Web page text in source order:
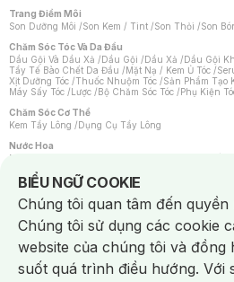
Trang Điểm Môi
Son Dưỡng Môi /Son Kem / Tint /Son Thỏi /Son
Chăm Sóc Tóc Và Da Đầu
Dầu Gội Và Dầu Xả /Dầu Gội /Dầu Xả /Dầu Gội
Tẩy Tế Bào Chết Da Đầu /Mặt Nạ / Kem Ủ Tóc /
Xịt Dưỡng Tóc /Thuốc Nhuộm Tóc /Sản Phẩm Tạo
Máy Sấy Tóc /Lược /Bộ Chăm Sóc Tóc /Phụ Kiện
Chăm Sóc Cơ Thể
Kem Tẩy Lông /Dụng Cụ Tẩy Lông
Nước Hoa
Nước Hoa Nữ
Chăm Sóc Cá Nhân
Chống Muỗi /Khẩu Trang /Máy Massage/Mặt Nạ
Sản Phẩm Chăm Sóc Khác /Bàn Chải Đánh Răng
Hỗ Trợ Trắng Răng/Kem Đánh Răng /Máy Tăm
Tăm / Chỉ Nha Khoa/ Xịt Thơm Miệng / Dung Dịch
Khăn Ướt Vệ Sinh Vùng Kín/Băng Vệ Sinh/
Máy Cạo Râu
Vấn Đề Về Da
BIỂU NGỮ COOKIE
Notice about cookies usage
Chúng tôi quan tâm đến quyền
Chúng tôi sử dụng các cookie
website của chúng tôi và đồng
suốt quá trình điều hướng. Với